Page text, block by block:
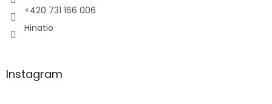
+420 731 166 006
Hinatio
Instagram